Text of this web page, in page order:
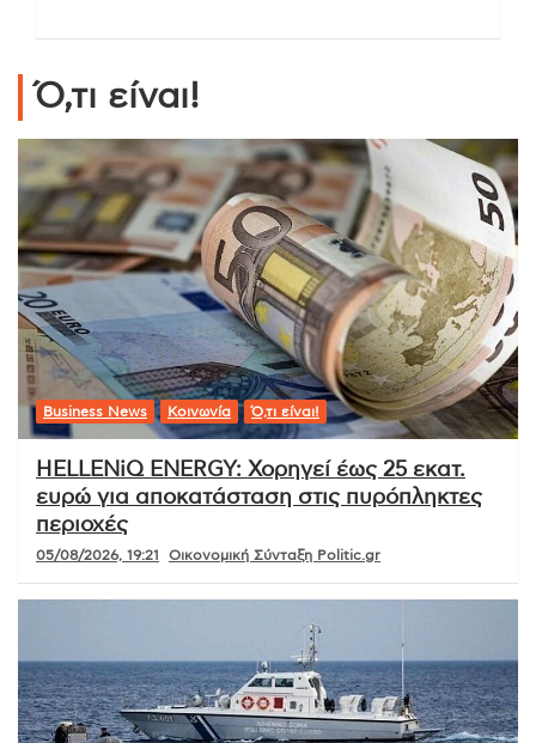
Ό,τι είναι!
Business News Κοινωνία Ό,τι είναι!
HELLENiQ ENERGY: Χορηγεί έως 25 εκατ.
ευρώ για αποκατάσταση στις πυρόπληκτες
περιοχές
05/08/2026, 19:21 Οικονομική Σύνταξη Politic.gr